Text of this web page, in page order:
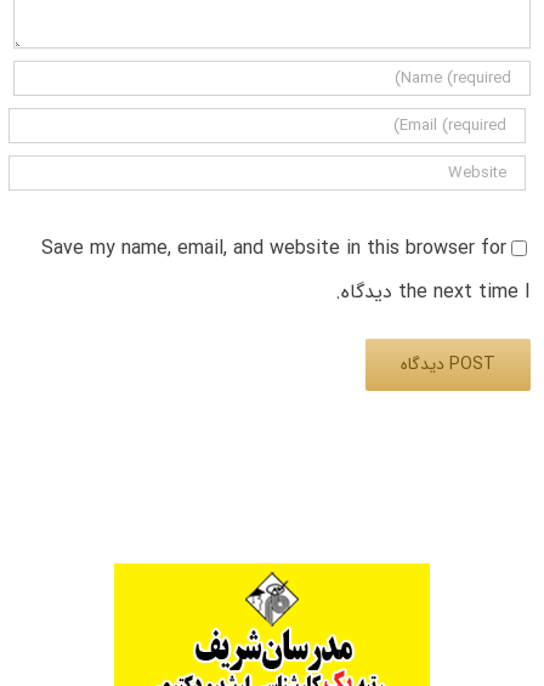
Save my name, email, and website in this browser for
the next time I دیدگاه.